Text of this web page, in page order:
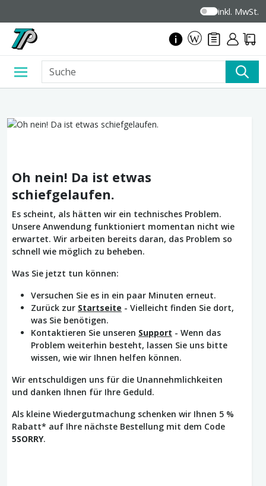
inkl. MwSt.
Oh nein! Da ist etwas
schiefgelaufen.
Es scheint, als hätten wir ein technisches Problem.
Unsere Anwendung funktioniert momentan nicht wie
erwartet. Wir arbeiten bereits daran, das Problem so
schnell wie möglich zu beheben.
Was Sie jetzt tun können:
Versuchen Sie es in ein paar Minuten erneut.
Zurück zur Startseite - Vielleicht finden Sie dort,
was Sie benötigen.
Kontaktieren Sie unseren Support - Wenn das
Problem weiterhin besteht, lassen Sie uns bitte
wissen, wie wir Ihnen helfen können.
Wir entschuldigen uns für die Unannehmlichkeiten
und danken Ihnen für Ihre Geduld.
Als kleine Wiedergutmachung schenken wir Ihnen 5 %
Rabatt* auf Ihre nächste Bestellung mit dem Code
5SORRY.